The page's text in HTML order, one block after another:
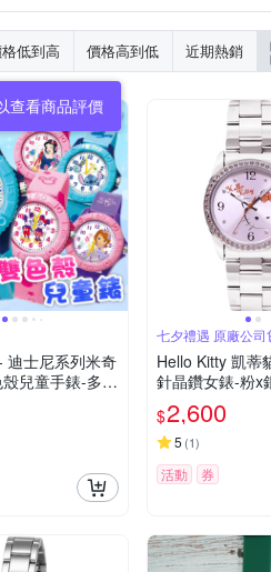
低到高 價格高到低 近期熱銷
迪士尼系列米奇
兒童手錶-多款
七夕禮遇 原廠公司
Hello Kitty 凱蒂
針晶鑽女錶-粉x
K691LWPA-S
送禮推薦
$2,600
5 (1)
活動 券